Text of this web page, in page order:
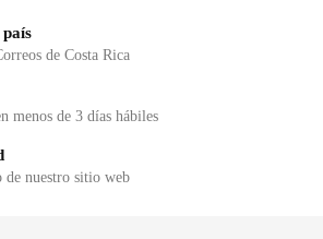
de Costa Rica
menos de 3 días hábiles
de nuestro sitio web